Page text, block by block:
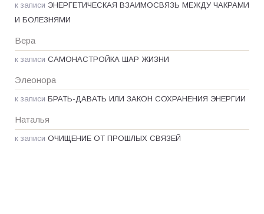
к записи ЭНЕРГЕТИЧЕСКАЯ ВЗАИМОСВЯЗЬ МЕЖДУ ЧАКРАМИ
И БОЛЕЗНЯМИ
Вера
к записи САМОНАСТРОЙКА ШАР ЖИЗНИ
Элеонора
к записи БРАТЬ-ДАВАТЬ ИЛИ ЗАКОН СОХРАНЕНИЯ ЭНЕРГИИ
Наталья
к записи ОЧИЩЕНИЕ ОТ ПРОШЛЫХ СВЯЗЕЙ